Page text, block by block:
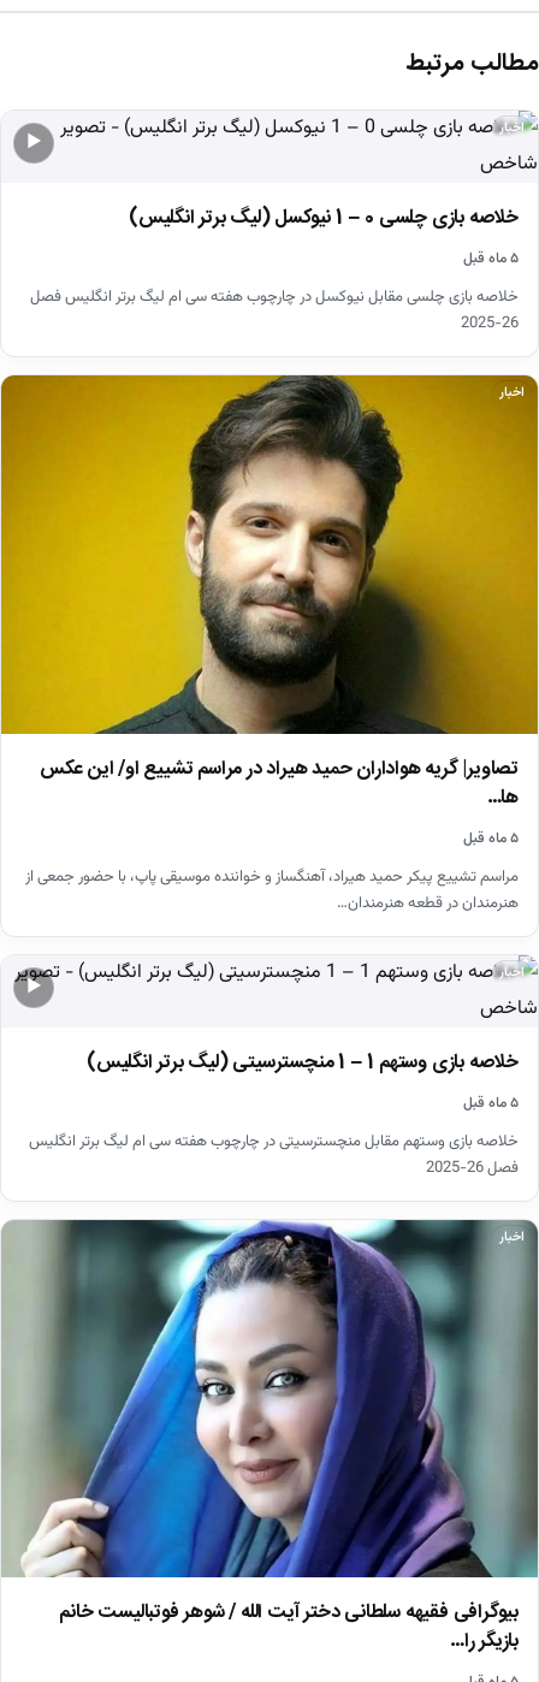
مطالب مرتبط
▶
اخبار
خلاصه بازی چلسی 0 – 1 نیوکسل (لیگ برتر انگلیس)
۵ ماه قبل
خلاصه بازی چلسی مقابل نیوکسل در چارچوب هفته سی ام لیگ برتر انگلیس فصل
26-2025
اخبار
تصاویر| گریه هواداران حمید هیراد در مراسم تشییع او/ این عکس
ها…
۵ ماه قبل
مراسم تشییع پیکر حمید هیراد، آهنگساز و خواننده موسیقی پاپ، با حضور جمعی از
هنرمندان در قطعه هنرمندان…
▶
اخبار
خلاصه بازی وستهم 1 – 1 منچسترسیتی (لیگ برتر انگلیس)
۵ ماه قبل
خلاصه بازی وستهم مقابل منچسترسیتی در چارچوب هفته سی ام لیگ برتر انگلیس
فصل 26-2025
اخبار
بیوگرافی فقیهه سلطانی دختر آیت الله / شوهر فوتبالیست خانم
بازیگر را…